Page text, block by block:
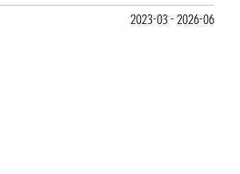
2023-03 - 2026-06